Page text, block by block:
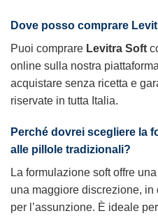
Dove posso comprare
Puoi comprare Levitra Soft
online sulla nostra
acquistare senza ricetta e
riservate in tutta Italia.
Perché dovrei scegliere la
alle pillole tradizionali?
La formulazione soft offre
una maggiore discrezione,
per l’assunzione. È ideale